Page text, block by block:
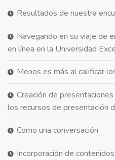
Resultados de nuestra
Navegando en su viaje de
en línea en la Universidad
Menos es más al calificar
Creación de
los recursos de presentación
Como una conversación
Incorporación de